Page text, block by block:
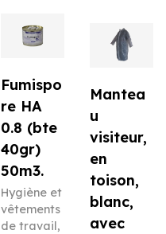
Fumispo
re HA
0.8 (bte
40gr)
50m3.
Hygiène et
vêtements
de travail,
Mantea
u
visiteur,
en
toison,
blanc,
avec